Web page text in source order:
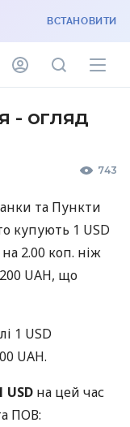
ВСТАНОВИТИ
- огляд
743
та Пункти
купують 1 USD
2.00 коп. ніж
UAH, що
1 USD
UAH.
USD на цей час
ПОВ: